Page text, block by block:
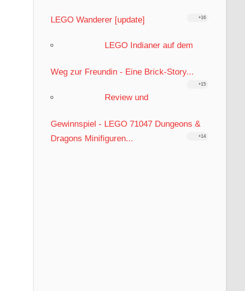
LEGO Wanderer [update] +16
LEGO Indianer auf dem
Weg zur Freundin - Eine Brick-Story...
+15
Review und
Gewinnspiel - LEGO 71047 Dungeons &
Dragons Minifiguren...
+14